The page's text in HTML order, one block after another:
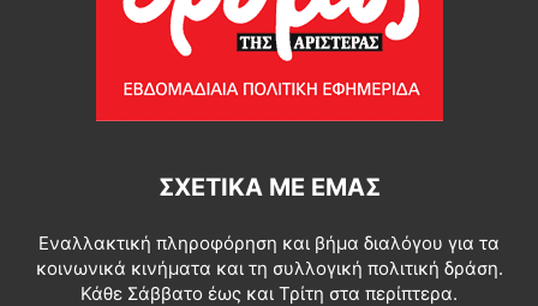
ΣΧΕΤΙΚΆ ΜΕ ΕΜΆΣ
Εναλλακτική πληροφόρηση και βήμα διαλόγου για τα
κοινωνικά κινήματα και τη συλλογική πολιτική δράση.
Κάθε Σάββατο έως και Τρίτη στα περίπτερα.